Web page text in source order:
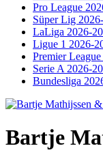
Pro League
Süper Lig
LaLiga 2026-
Ligue 1 2026-
Premier
Serie A 2026-
Bundesliga
Bartje